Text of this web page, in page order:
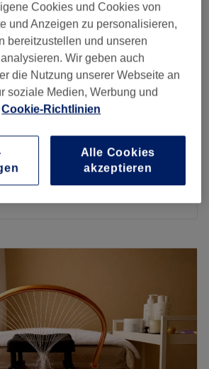
1176 Bewertungen
am Main
ab
ab
20:00
Geschlossen
Geschlossen
Cookies und Cookies von
und Anzeigen zu personalisieren,
bereitzustellen und unseren
Wir geben auch
die Nutzung unserer Webseite an
soziale Medien, Werbung und
Cookie-Richtlinien
Alle Cookies
akzeptieren